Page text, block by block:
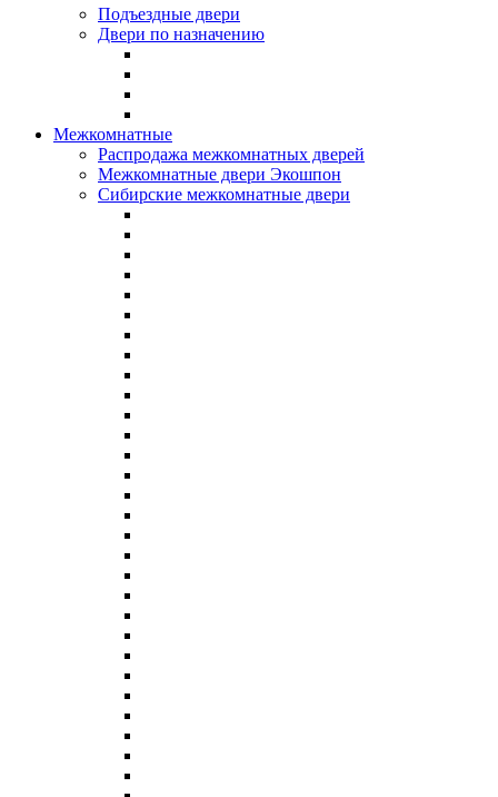
Подъездные двери
Двери по назначению
Межкомнатные
Распродажа межкомнатных дверей
Межкомнатные двери Экошпон
Сибирские межкомнатные двери